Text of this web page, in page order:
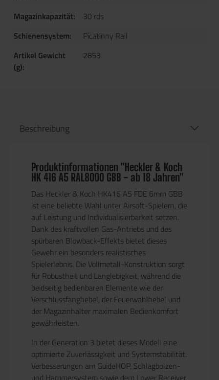
Magazinkapazität:
30 rds
Schienensystem:
Picatinny Rail
Artikel Gewicht
(g):
2853
Beschreibung
Produktinformationen "Heckler & Koch
HK 416 A5 RAL8000 GBB - ab 18 Jahren"
Das Heckler & Koch HK416 A5 FDE 6mm GBB
ist eine beliebte Wahl unter Airsoft-Spielern, die
auf Leistung und Individualisierbarkeit setzen.
Dank des kraftvollen Gas-Antriebs und des
spürbaren Blowback-Effekts bietet dieses
Gewehr ein besonders realistisches
Spielerlebnis. Die Vollmetall-Konstruktion sorgt
für Robustheit und Langlebigkeit, während die
beidseitig bedienbaren Elemente wie der
Verschlussfanghebel, der Feuerwahlhebel und
der Magazinhalter maximalen Bedienkomfort
gewährleisten.
In der Generation 3 bietet dieses Modell eine
optimierte Zuverlässigkeit und Systemstabilität.
Verbesserungen am GuideHOP, Schlagbolzen-
und Hammersystem sowie dem Lower Receiver